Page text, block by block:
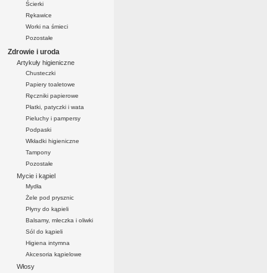
Ścierki
Rękawice
Worki na śmieci
Pozostałe
Zdrowie i uroda
Artykuły higieniczne
Chusteczki
Papiery toaletowe
Ręczniki papierowe
Płatki, patyczki i wata
Pieluchy i pampersy
Podpaski
Wkładki higieniczne
Tampony
Pozostałe
Mycie i kąpiel
Mydła
Żele pod prysznic
Płyny do kąpieli
Balsamy, mleczka i oliwki
Sól do kąpieli
Higiena intymna
Akcesoria kąpielowe
Włosy